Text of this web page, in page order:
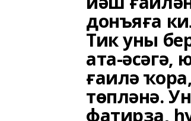
донъяға
Тик уны
ата-
ғаилә
төпләнә.
фатирҙа,